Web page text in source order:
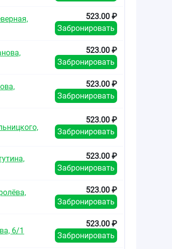
523.00 ₽
Забронировать
523.00 ₽
Забронировать
523.00 ₽
Забронировать
523.00 ₽
Забронировать
523.00 ₽
Забронировать
523.00 ₽
Забронировать
6/1
523.00 ₽
Забронировать